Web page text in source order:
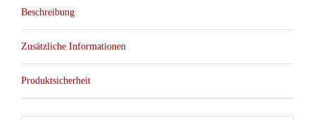
Beschreibung
Zusätzliche Informationen
Produktsicherheit